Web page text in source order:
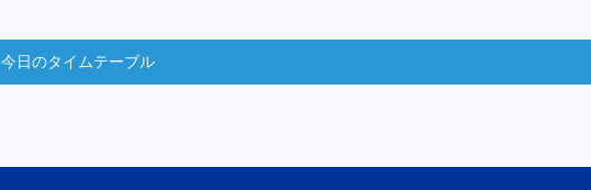
今日のタイムテーブル